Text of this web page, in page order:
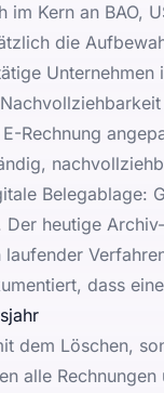
im Kern an BAO,
die
Rechnung
Belegablage:
heutige
dass
dem Löschen,
alle